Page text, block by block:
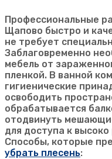
Профессиональные
Щапово быстро и
не требует
Заблаговременно
мебель от
пленкой. В ванной
гигиенические
освободить
обрабатывается
отодвинуть
для доступа к
Способы, которые
убрать плесень: